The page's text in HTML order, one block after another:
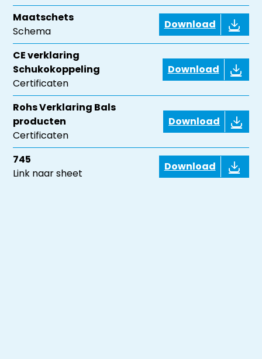
Maatschets
Schema
Download
CE verklaring
Schukokoppeling
Certificaten
Download
Rohs Verklaring Bals
producten
Certificaten
Download
745
Link naar sheet
Download